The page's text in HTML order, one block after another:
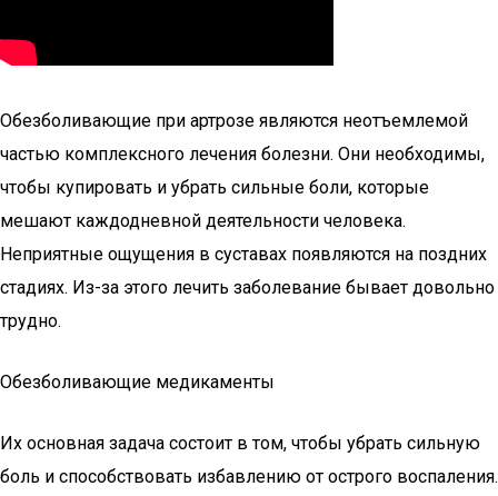
Обезболивающие при артрозе являются неотъемлемой
частью комплексного лечения болезни. Они необходимы,
чтобы купировать и убрать сильные боли, которые
мешают каждодневной деятельности человека.
Неприятные ощущения в суставах появляются на поздних
стадиях. Из-за этого лечить заболевание бывает довольно
трудно.
Обезболивающие медикаменты
Их основная задача состоит в том, чтобы убрать сильную
боль и способствовать избавлению от острого воспаления.